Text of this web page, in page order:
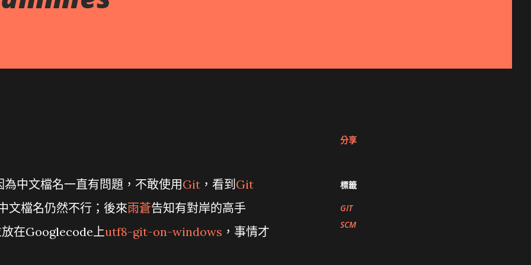
中文檔名一直有問題，不敢使用Git ，看到 Git
文檔名仍然不行；後來雨蒼告知有對岸的高手
在Googlecode上utf8-git-on-windows ，事情才
分享
標籤
GIT
SCM